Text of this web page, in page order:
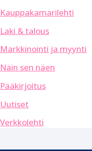
Kauppakamarilehti
Laki & talous
Markkinointi ja myynti
Näin sen näen
Pääkirjoitus
Uutiset
Verkkolehti